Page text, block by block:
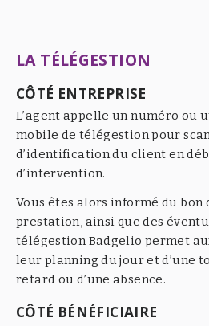
LA TÉLÉGESTION
CÔTÉ ENTREPRISE
L’agent appelle un numéro ou
mobile de télégestion pour
d’identification du client en
d’intervention.
Vous êtes alors informé du
prestation, ainsi que des
télégestion Badgelio permet
leur planning du jour et d’une
retard ou d’une absence.
CÔTÉ BÉNÉFICIAIRE